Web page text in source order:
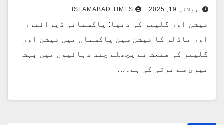
جولائی 19, 2025 ISLAMABAD TIMES
فیشن اور گلیمر کی دنیا: پاکستانی ڈیزائنرز
اور ماڈلز کا فیشن سین پاکستان میں فیشن اور
گلیمر کی صنعت نے پچھلے چند دہائیوں میں بہت
تیزی سے ترقی کی ہے۔…